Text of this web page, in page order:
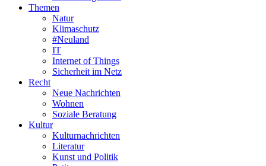
Themen
Natur
Klimaschutz
#Neuland
IT
Internet of Things
Sicherheit im Netz
Recht
Neue Nachrichten
Wohnen
Soziale Beratung
Kultur
Kulturnachrichten
Literatur
Kunst und Politik